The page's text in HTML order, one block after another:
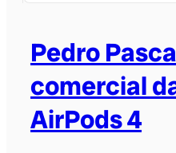
Pedro
comercial
AirPods 4